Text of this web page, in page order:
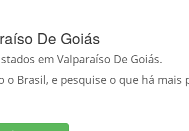
De Goiás
em Valparaíso De Goiás.
o Brasil, e pesquise o que há mais